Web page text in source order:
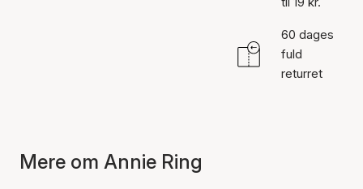
60 dages
fuld
returret
Mere om Annie Ring